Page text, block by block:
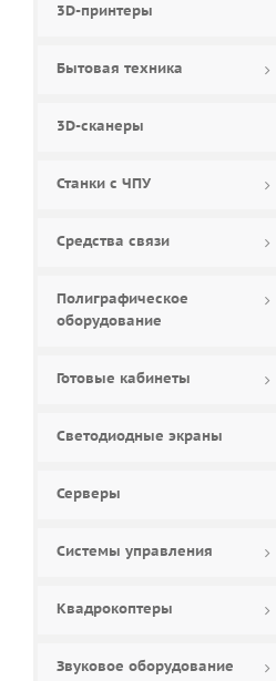
3D-принтеры
Бытовая техника
3D-сканеры
Станки с ЧПУ
Средства связи
Полиграфическое
оборудование
Готовые кабинеты
Светодиодные экраны
Серверы
Системы управления
Квадрокоптеры
Звуковое оборудование